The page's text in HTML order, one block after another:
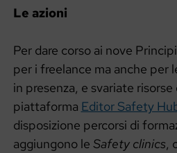
Le azioni
Per dare corso ai nove
per i freelance ma anche per
in presenza, e svariate
piattaforma Editor Safety
disposizione percorsi di
aggiungono le Safety clinics,